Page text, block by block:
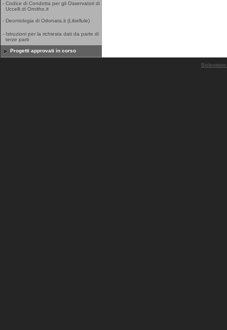
- Codice di Condotta per gli Osservatori di
Uccelli di Ornitho.it
- Deontologia di Odonata.it (Libellule)
- Istruzioni per la richiesta dati da parte di
terze parti
Progetti approvati in corso
Biolovision